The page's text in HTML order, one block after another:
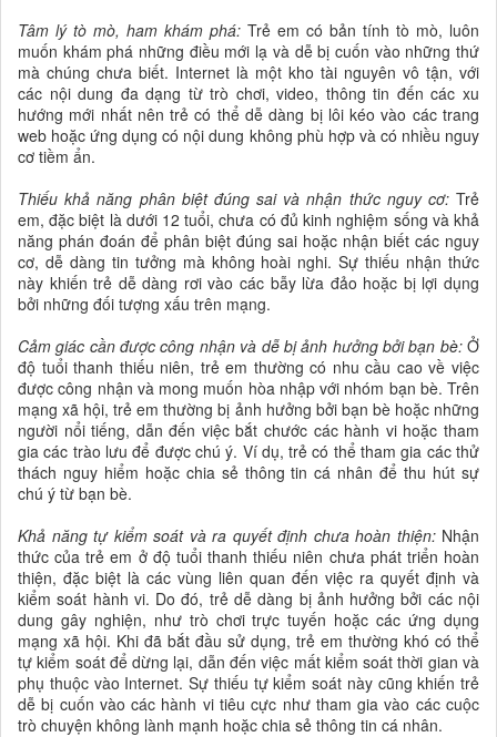
Tâm lý tò mò, ham khám phá: Trẻ em có bản tính tò mò, luôn
muốn khám phá những điều mới lạ và dễ bị cuốn vào những thứ
mà chúng chưa biết. Internet là một kho tài nguyên vô tận, với
các nội dung đa dạng từ trò chơi, video, thông tin đến các xu
hướng mới nhất nên trẻ có thể dễ dàng bị lôi kéo vào các trang
web hoặc ứng dụng có nội dung không phù hợp và có nhiều nguy
cơ tiềm ẩn.
Thiếu khả năng phân biệt đúng sai và nhận thức nguy cơ:Trẻ
em, đặc biệt là dưới 12 tuổi, chưa có đủ kinh nghiệm sống và khả
năng phán đoán để phân biệt đúng sai hoặc nhận biết các nguy
cơ, dễ dàng tin tưởng mà không hoài nghi. Sự thiếu nhận thức
này khiến trẻ dễ dàng rơi vào các bẫy lừa đảo hoặc bị lợi dụng
bởi những đối tượng xấu trên mạng.
Cảm giác cần được công nhận và dễ bị ảnh hưởng bởi bạn bè:Ở
độ tuổi thanh thiếu niên, trẻ em thường có nhu cầu cao về việc
được công nhận và mong muốn hòa nhập với nhóm bạn bè. Trên
mạng xã hội, trẻ em thường bị ảnh hưởng bởi bạn bè hoặc những
người nổi tiếng, dẫn đến việc bắt chước các hành vi hoặc tham
gia các trào lưu để được chú ý. Ví dụ, trẻ có thể tham gia các thử
thách nguy hiểm hoặc chia sẻ thông tin cá nhân để thu hút sự
chú ý từ bạn bè.
Khả năng tự kiểm soát và ra quyết định chưa hoàn thiện: Nhận
thức của trẻ em ở độ tuổi thanh thiếu niên chưa phát triển hoàn
thiện, đặc biệt là các vùng liên quan đến việc ra quyết định và
kiểm soát hành vi. Do đó, trẻ dễ dàng bị ảnh hưởng bởi các nội
dung gây nghiện, như trò chơi trực tuyến hoặc các ứng dụng
mạng xã hội. Khi đã bắt đầu sử dụng, trẻ em thường khó có thể
tự kiểm soát để dừng lại, dẫn đến việc mất kiểm soát thời gian và
phụ thuộc vào Internet. Sự thiếu tự kiểm soát này cũng khiến trẻ
dễ bị cuốn vào các hành vi tiêu cực như tham gia vào các cuộc
trò chuyện không lành mạnh hoặc chia sẻ thông tin cá nhân.